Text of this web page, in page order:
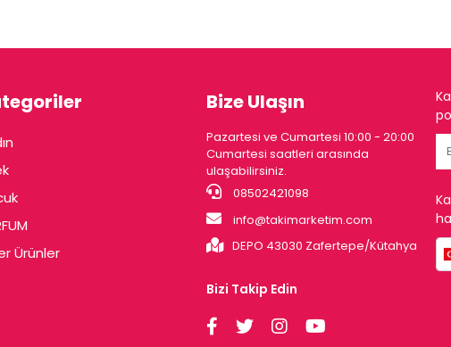
Ürünler
Bize Ulaşın
Pazartesi ve Cumartesi 10:00 - 20:00
Cumartesi saatleri arasında
ulaşabilirsiniz.
08502421098
info@takimarketim.com
DEPO 43030 Zafertepe/Kütahya
Bizi Takip Edin